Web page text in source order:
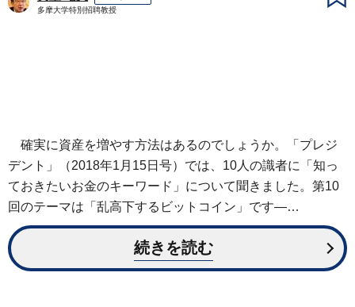
多摩大学特別招聘教授
確実に資産を増やす方法はあるのでしょうか。「プレジ
デント」（2018年1月15日号）では、10人の識者に「知っ
ておきたいお金のキーワード」について聞きました。第10
回のテーマは「乱高下するビットコイン」です―…
続きを読む